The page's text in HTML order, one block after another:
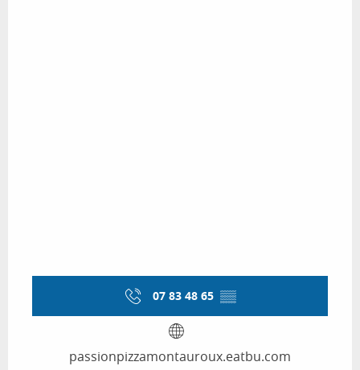
07 83 48 65 ▒▒
passionpizzamontauroux.eatbu.com